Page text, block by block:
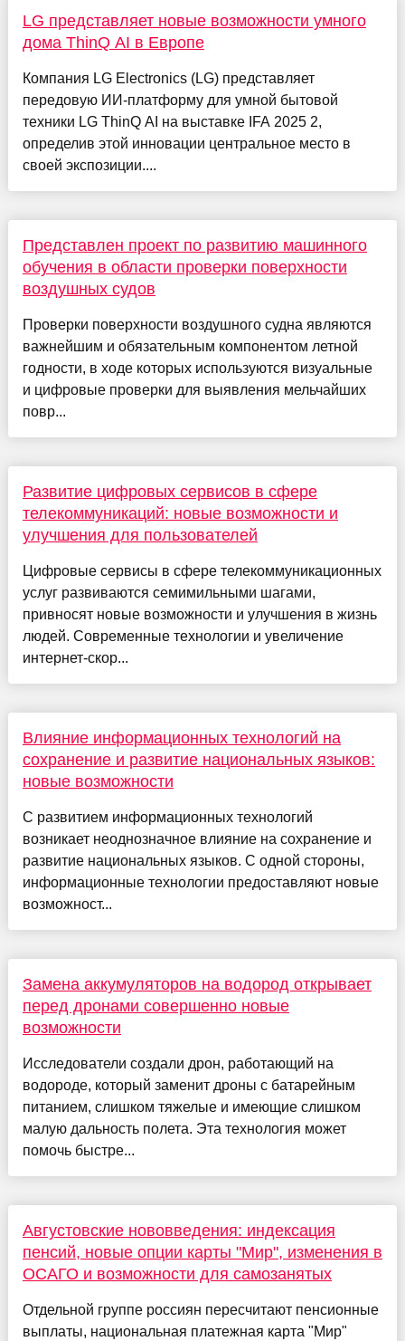
LG представляет новые возможности умного
дома ThinQ AI в Европе
Компания LG Electronics (LG) представляет
передовую ИИ-платформу для умной бытовой
техники LG ThinQ AI на выставке IFA 2025 2,
определив этой инновации центральное место в
своей экспозиции....
Представлен проект по развитию машинного
обучения в области проверки поверхности
воздушных судов
Проверки поверхности воздушного судна являются
важнейшим и обязательным компонентом летной
годности, в ходе которых используются визуальные
и цифровые проверки для выявления мельчайших
повр...
Развитие цифровых сервисов в сфере
телекоммуникаций: новые возможности и
улучшения для пользователей
Цифровые сервисы в сфере телекоммуникационных
услуг развиваются семимильными шагами,
привносят новые возможности и улучшения в жизнь
людей. Современные технологии и увеличение
интернет-скор...
Влияние информационных технологий на
сохранение и развитие национальных языков:
новые возможности
С развитием информационных технологий
возникает неоднозначное влияние на сохранение и
развитие национальных языков. С одной стороны,
информационные технологии предоставляют новые
возможност...
Замена аккумуляторов на водород открывает
перед дронами совершенно новые
возможности
Исследователи создали дрон, работающий на
водороде, который заменит дроны с батарейным
питанием, слишком тяжелые и имеющие слишком
малую дальность полета. Эта технология может
помочь быстре...
Августовские нововведения: индексация
пенсий, новые опции карты "Мир", изменения в
ОСАГО и возможности для самозанятых
Отдельной группе россиян пересчитают пенсионные
выплаты, национальная платежная карта "Мир"